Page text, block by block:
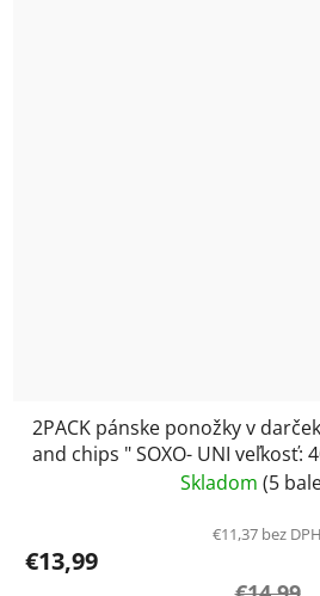
2PACK pánske ponožky v
and chips " SOXO- UNI veľkosť:
Skladom (5
€11,37 bez DPH
€13,99